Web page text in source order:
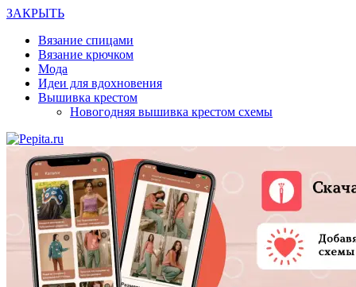
ЗАКРЫТЬ
Вязание спицами
Вязание крючком
Мода
Идеи для вдохновения
Вышивка крестом
Новогодняя вышивка крестом схемы